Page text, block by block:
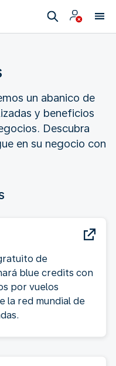
un abanico de
y beneficios
Descubra
en su negocio con
de
blue credits con
por vuelos
la red mundial de